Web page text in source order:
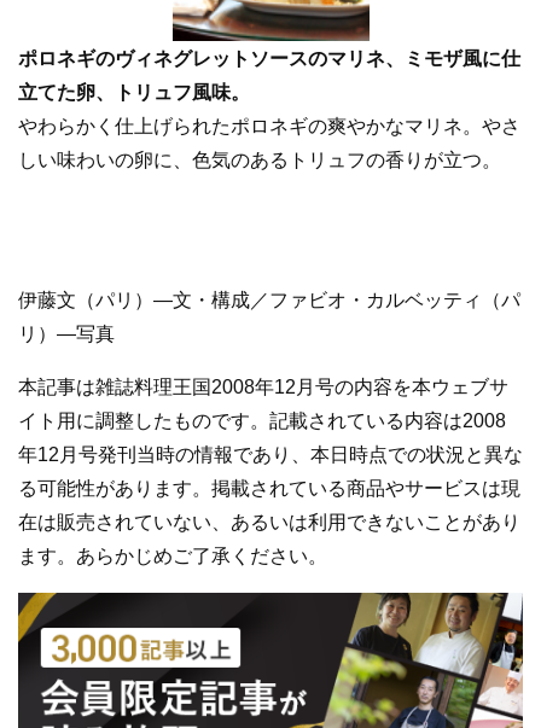
ポロネギのヴィネグレットソースのマリネ、ミモザ風に仕
立てた卵、トリュフ風味。
やわらかく仕上げられたポロネギの爽やかなマリネ。やさ
しい味わいの卵に、色気のあるトリュフの香りが立つ。
伊藤文（パリ）―文・構成／ファビオ・カルベッティ（パ
リ）―写真
本記事は雑誌料理王国2008年12月号の内容を本ウェブサ
イト用に調整したものです。記載されている内容は2008
年12月号発刊当時の情報であり、本日時点での状況と異な
る可能性があります。掲載されている商品やサービスは現
在は販売されていない、あるいは利用できないことがあり
ます。あらかじめご了承ください。